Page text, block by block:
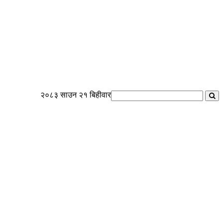
२०८३ साउन २१ बिहीवार